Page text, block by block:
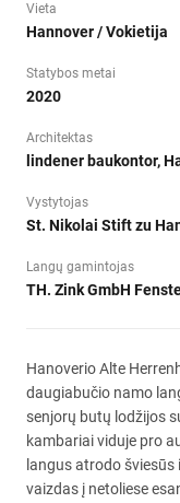
Vieta
Hannover / Vokietija
Statybos metai
2020
Architektas
lindener baukontor,
Vystytojas
St. Nikolai Stift zu
Langų gamintojas
TH. Zink GmbH
Hanoverio Alte
daugiabučio namo
senjorų butų lodžijos
kambariai viduje pro
langus atrodo
vaizdas į netoliese